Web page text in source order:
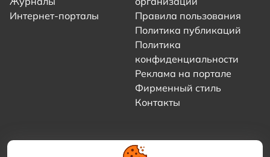
Интернет-порталы
Правила пользования
Политика публикаций
Политика
конфиденциальности
Реклама на портале
Фирменный стиль
Контакты